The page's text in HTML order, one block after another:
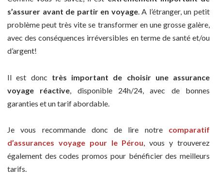
s’assurer avant de partir en voyage. A l’étranger, un petit
problème peut très vite se transformer en une grosse galère,
avec des conséquences irréversibles en terme de santé et/ou
d’argent!
Il est donc très important de choisir une assurance
voyage réactive , disponible 24h/24, avec de bonnes
garanties et un tarif abordable.
Je vous recommande donc de lire notre comparatif
d’assurances voyage pour le Pérou, vous y trouverez
également des codes promos pour bénéficier des meilleurs
tarifs.